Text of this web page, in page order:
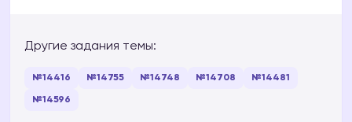
Другие задания темы:
№14416 №14755 №14748 №14708 №14481
№14596